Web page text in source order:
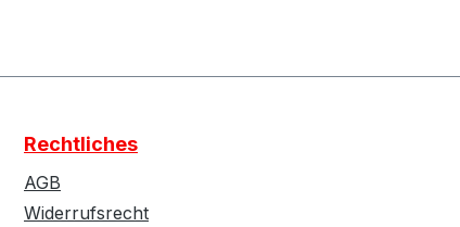
Rechtliches
AGB
Widerrufsrecht